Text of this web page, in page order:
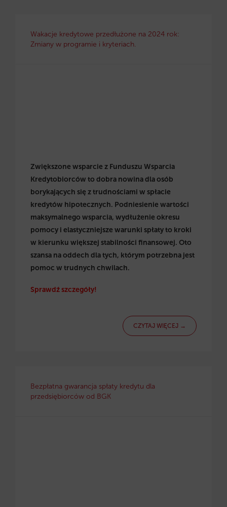
Wakacje kredytowe przedłużone na 2024 rok:
Zmiany w programie i kryteriach.
Zwiększone wsparcie z Funduszu Wsparcia
Kredytobiorców to dobra nowina dla osób
borykających się z trudnościami w spłacie
kredytów hipotecznych. Podniesienie wartości
maksymalnego wsparcia, wydłużenie okresu
pomocy i elastyczniejsze warunki spłaty to kroki
w kierunku większej stabilności finansowej. Oto
szansa na oddech dla tych, którym potrzebna jest
pomoc w trudnych chwilach.
Sprawdź szczegóły!
CZYTAJ WIĘCEJ →
Bezpłatna gwarancja spłaty kredytu dla
przedsiębiorców od BGK